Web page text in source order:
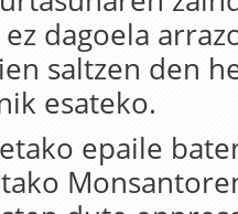
dagoela
saltzen den
esateko.
epaile